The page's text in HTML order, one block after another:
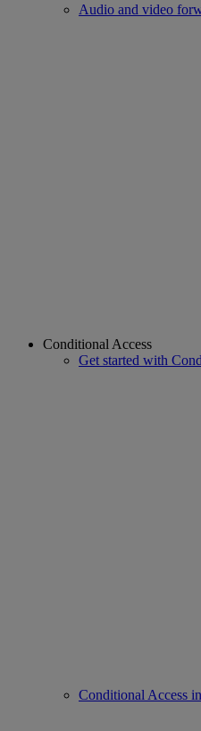
Audio and video
Conditional Access
Get started with
Conditional Access